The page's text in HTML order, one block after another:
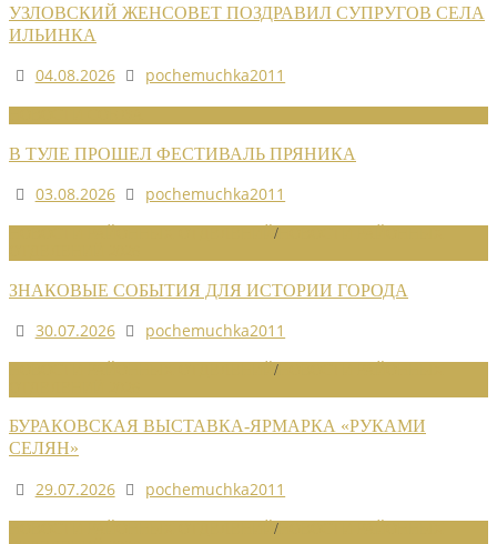
УЗЛОВСКИЙ ЖЕНСОВЕТ ПОЗДРАВИЛ СУПРУГОВ СЕЛА
ИЛЬИНКА
04.08.2026
pochemuchka2011
В ТУЛЕ ПРОШЕЛ ФЕСТИВАЛЬ ПРЯНИКА
03.08.2026
pochemuchka2011
/
ЗНАКОВЫЕ СОБЫТИЯ ДЛЯ ИСТОРИИ ГОРОДА
30.07.2026
pochemuchka2011
/
БУРАКОВСКАЯ ВЫСТАВКА-ЯРМАРКА «РУКАМИ
СЕЛЯН»
29.07.2026
pochemuchka2011
/